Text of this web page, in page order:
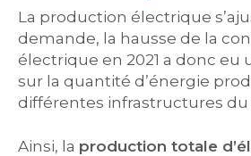
La production électrique
demande, la hausse de la
électrique en 2021 a donc eu
sur la quantité d’énergie
différentes infrastructures du
Ainsi, la production totale